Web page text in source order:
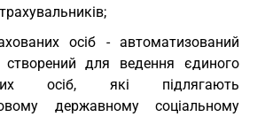
осіб - автоматизований
створений для ведення єдиного
осіб, які підлягають
державному соціальному